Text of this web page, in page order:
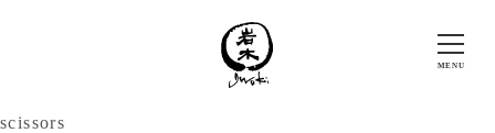
scissors